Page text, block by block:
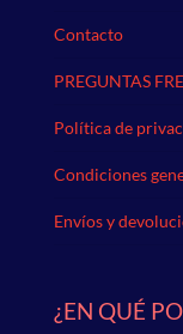
Contacto
PREGUNTAS
Política de
Condiciones
Envíos y
¿EN QUÉ